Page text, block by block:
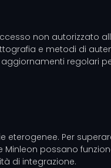
non autorizzato
e metodi di
regolari
Per
Minleon possano
di integrazione.